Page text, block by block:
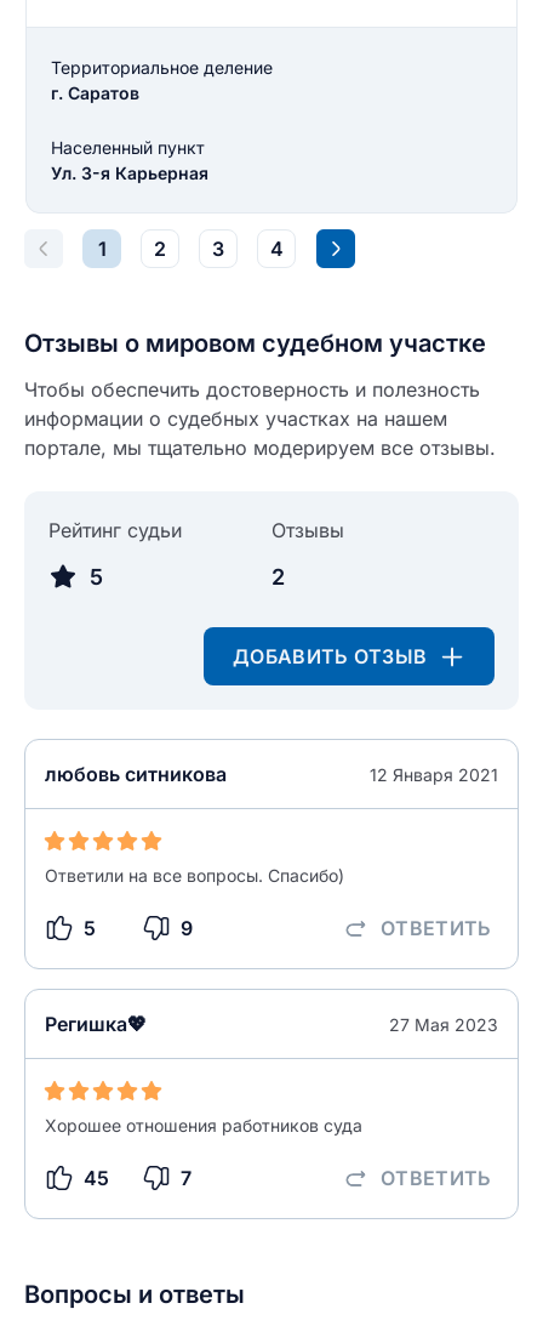
Территориальное деление
г. Саратов
Населенный пункт
Ул. 3-я Карьерная
1 2 3 4
Отзывы о мировом судебном участке
Чтобы обеспечить достоверность и полезность
информации о судебных участках на нашем
портале, мы тщательно модерируем все отзывы.
Рейтинг судьи
5
Отзывы
2
ДОБАВИТЬ ОТЗЫВ
любовь ситникова 12 Января 2021
Ответили на все вопросы. Спасибо)
5 9 ОТВЕТИТЬ
Регишка💖 27 Мая 2023
Хорошее отношения работников суда
45 7 ОТВЕТИТЬ
Как вы оцените судебный участок?
разрешить публикацию отзыва
ОСТАВИТЬ ОТЗЫВ
Ответ на отзыв
0/500
ОСТАВИТЬ ОТЗЫВ
Вопросы и ответы
Название населенного пункта
НАЙТИ МЕНЯ